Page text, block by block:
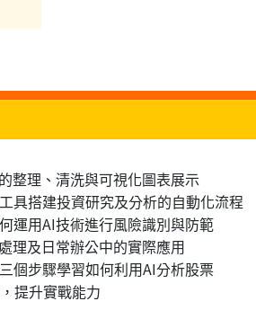
整理、清洗與可視化圖表展示
具搭建投資研究及分析的自動化流程
運用AI技術進行風險識別與防範
理及日常辦公中的實際應用
個步驟學習如何利用AI分析股票
提升實戰能力